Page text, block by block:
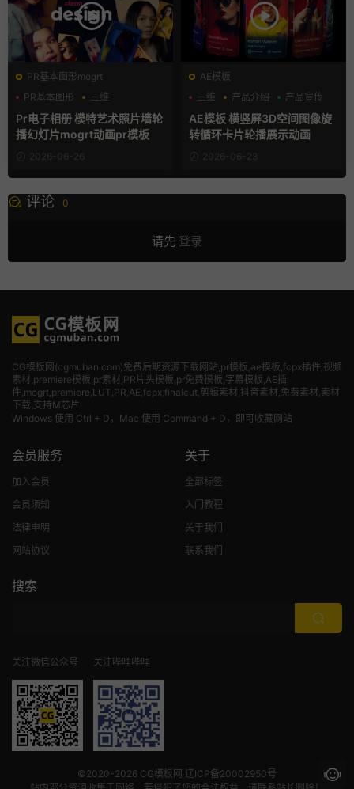
PR基本图形mogrt
PR基本图形
三维
产品介绍
Pr电子相册 模特艺术照片墙轮
播幻灯片mogrt动画pr模板
2026-06-26
AE模板
三维
产品介绍 产品宣传
AE模板 横竖屏3D空间图像旋
转循环卡片轮播展示动画
2026-06-23
评论 0
请先 登录
CG模板网(cgmuban.com)免费后期资源下载网站,pr模板,ae模板,fcpx插件,视频
素材 ,premiere模板,pr素材,PR片头模板,pr免费模板,字幕模板,AE插
件,mogrt,premiere,LUT,PR,AE,fcpx,finalcut,剪辑素材,抖音素材,免费素材,素材
下载,支持M芯片
Windows 使用 Ctrl + D，Mac 使用 Command + D，即可收藏网站
会员服务
加入会员
会员须知
法律申明
网站协议
关于
全部标签
入门教程
关于我们
联系我们
搜索
关注微信公众号 关注哔哩哔哩
©2020-2026 CG模板网 辽ICP备20002950号